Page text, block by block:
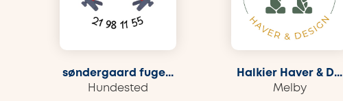
søndergaard fuge...
Hundested
Halkier Haver & D...
Melby